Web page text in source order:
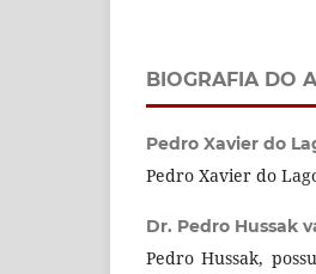
BIOGRAFIA DO
Pedro Xavier do
Pedro Xavier do
Dr. Pedro Hussak
Pedro Hussak,